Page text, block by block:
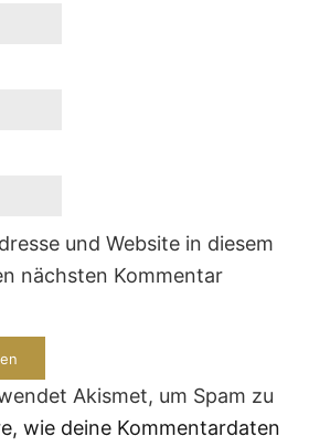
und Website in diesem
nächsten Kommentar
Akismet, um Spam zu
wie deine Kommentardaten